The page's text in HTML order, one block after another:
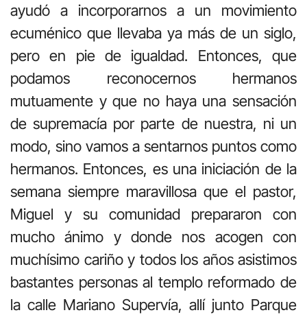
ayudó a incorporarnos a un movimiento
ecuménico que llevaba ya más de un siglo,
pero en pie de igualdad. Entonces, que
podamos reconocernos hermanos
mutuamente y que no haya una sensación
de supremacía por parte de nuestra, ni un
modo, sino vamos a sentarnos puntos como
hermanos. Entonces, es una iniciación de la
semana siempre maravillosa que el pastor,
Miguel y su comunidad prepararon con
mucho ánimo y donde nos acogen con
muchísimo cariño y todos los años asistimos
bastantes personas al templo reformado de
la calle Mariano Supervía, allí junto Parque